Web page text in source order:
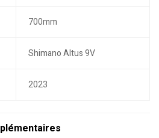
700mm
Shimano Altus 9V
2023